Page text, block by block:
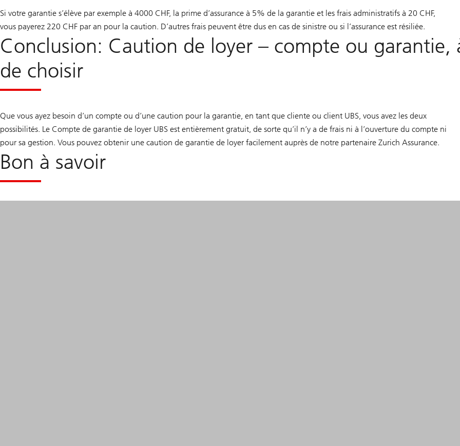
Si votre garantie s’élève par exemple à 4000 CHF, la prime d’assurance à 5% de la garantie et les frais administratifs à 20 CHF,
vous payerez 220 CHF par an pour la caution. D’autres frais peuvent être dus en cas de sinistre ou si l’assurance est résiliée.
Conclusion: Caution de loyer – compte ou garantie,
de choisir
Que vous ayez besoin d’un compte ou d’une caution pour la garantie, en tant que cliente ou client UBS, vous avez les deux
possibilités. Le Compte de garantie de loyer UBS est entièrement gratuit, de sorte qu’il n’y a de frais ni à l’ouverture du compte ni
pour sa gestion. Vous pouvez obtenir une caution de garantie de loyer facilement auprès de notre partenaire Zurich Assurance.
Bon à savoir